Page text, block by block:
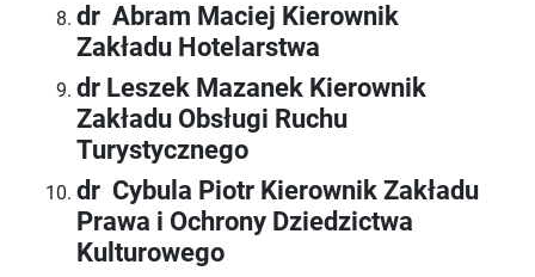
dr Abram Maciej Kierownik
Zakładu Hotelarstwa
dr Leszek Mazanek Kierownik
Zakładu Obsługi Ruchu
Turystycznego
dr Cybula Piotr Kierownik Zakładu
Prawa i Ochrony Dziedzictwa
Kulturowego